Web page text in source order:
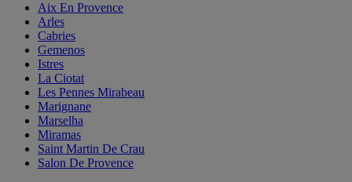
Aix En Provence
Arles
Cabries
Gemenos
Istres
La Ciotat
Les Pennes Mirabeau
Marignane
Marselha
Miramas
Saint Martin De Crau
Salon De Provence